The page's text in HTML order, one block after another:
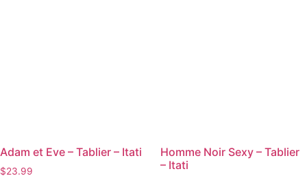
Adam et Eve – Tablier – Itati
$23.99
Homme Noir Sexy – Tablier
– Itati